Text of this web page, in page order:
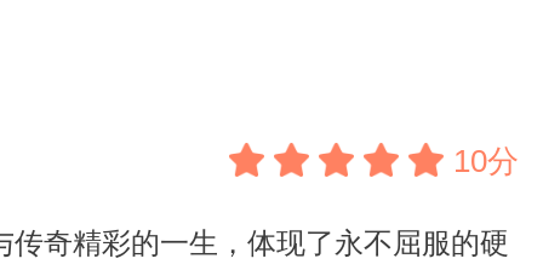
10分
奇精彩的一生，体现了永不屈服的硬